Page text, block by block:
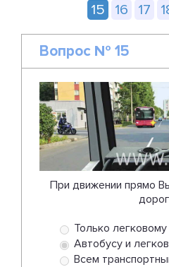
15
16 17
Вопрос № 15
При движении прямо
Только
Автобусу и
Всем